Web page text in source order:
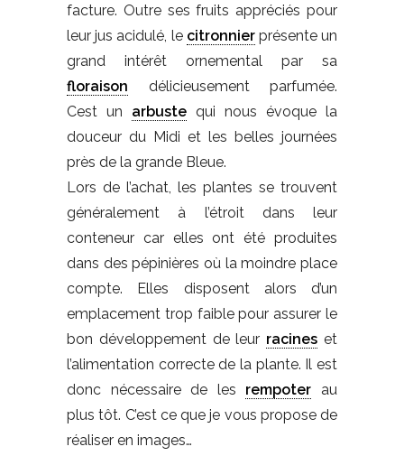
facture. Outre ses fruits appréciés pour
leur jus acidulé, le citronnierprésente un
grand intérêt ornemental par sa
floraison délicieusement parfumée.
Cest un arbuste qui nous évoque la
douceur du Midi et les belles journées
près de la grande Bleue.
Lors de l’achat, les plantes se trouvent
généralement à l’étroit dans leur
conteneur car elles ont été produites
dans des pépinières où la moindre place
compte. Elles disposent alors d’un
emplacement trop faible pour assurer le
bon développement de leur racines et
l’alimentation correcte de la plante. Il est
donc nécessaire de les rempoter au
plus tôt. C’est ce que je vous propose de
réaliser en images…